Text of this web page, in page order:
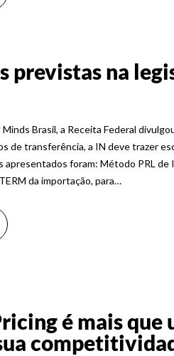
previstas na
Brasil, a Receita Federal
de transferência, a IN deve trazer
foram: Método PRL de
da importação, para…
é mais que